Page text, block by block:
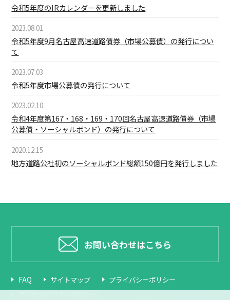
令和5年度のIRカレンダーを更新しました
2023.08.01
令和5年度9月名古屋高速道路債券（市場公募債）の発行につい
て
2023.07.03
令和5年度市場公募債の発行について
2023.02.10
令和4年度第167・168・169・170回名古屋高速道路債券（市場
公募債・ソーシャルボンド）の発行について
2020.12.15
地方道路公社初のソーシャルボンド総額150億円を発行しました
お問い合わせはこちら
FAQ サイトマップ
プライバシーポリシー